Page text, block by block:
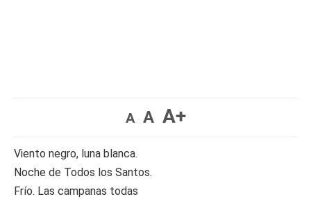
A A A+
Viento negro, luna blanca.
Noche de Todos los Santos.
Frío. Las campanas todas